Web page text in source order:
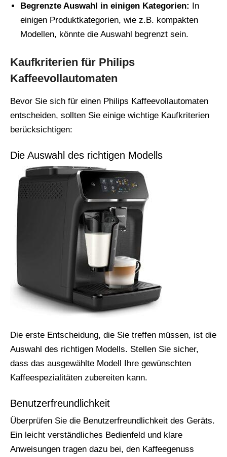
Begrenzte Auswahl in einigen Kategorien: In
einigen Produktkategorien, wie z.B. kompakten
Modellen, könnte die Auswahl begrenzt sein.
Kaufkriterien für Philips
Kaffeevollautomaten
Bevor Sie sich für einen Philips Kaffeevollautomaten
entscheiden, sollten Sie einige wichtige Kaufkriterien
berücksichtigen:
Die Auswahl des richtigen Modells
Die erste Entscheidung, die Sie treffen müssen, ist die
Auswahl des richtigen Modells. Stellen Sie sicher,
dass das ausgewählte Modell Ihre gewünschten
Kaffeespezialitäten zubereiten kann.
Benutzerfreundlichkeit
Überprüfen Sie die Benutzerfreundlichkeit des Geräts.
Ein leicht verständliches Bedienfeld und klare
Anweisungen tragen dazu bei, den Kaffeegenuss